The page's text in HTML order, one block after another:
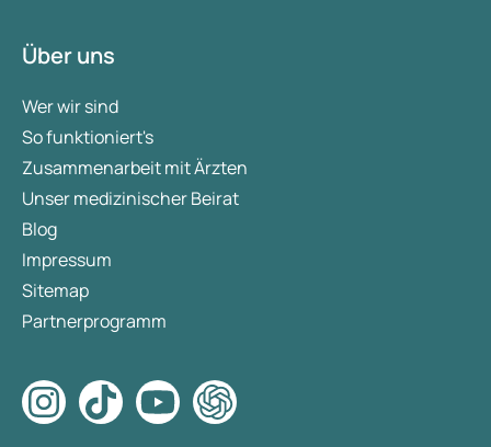
Über uns
Wer wir sind
So funktioniert's
Zusammenarbeit mit Ärzten
Unser medizinischer Beirat
Blog
Impressum
Sitemap
Partnerprogramm